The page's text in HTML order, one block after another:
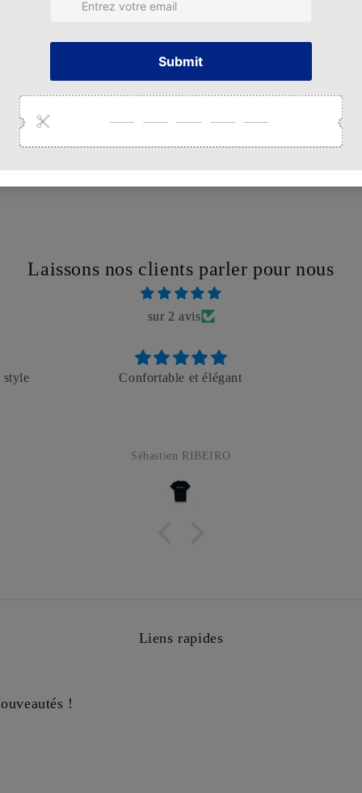
Avis Clients
Laissons nos clients parler pour nous
sur 2 avis
style Confortable et élégant
Sébastien RIBEIRO
Liens rapides
!